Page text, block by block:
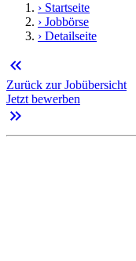
› Startseite
› Jobbörse
› Detailseite
keyboard_double_arrow_left
Zurück zur Jobübersicht
Jetzt bewerben
keyboard_double_arrow_right